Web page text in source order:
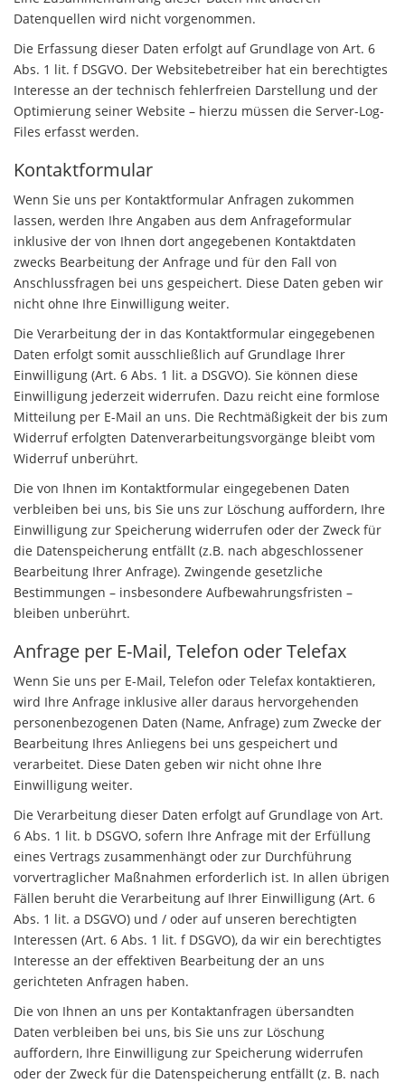
Datenquellen wird nicht vorgenommen.
Die Erfassung dieser Daten erfolgt auf Grundlage von Art. 6
Abs. 1 lit. f DSGVO. Der Websitebetreiber hat ein berechtigtes
Interesse an der technisch fehlerfreien Darstellung und der
Optimierung seiner Website – hierzu müssen die Server-Log-
Files erfasst werden.
Kontaktformular
Wenn Sie uns per Kontaktformular Anfragen zukommen
lassen, werden Ihre Angaben aus dem Anfrageformular
inklusive der von Ihnen dort angegebenen Kontaktdaten
zwecks Bearbeitung der Anfrage und für den Fall von
Anschlussfragen bei uns gespeichert. Diese Daten geben wir
nicht ohne Ihre Einwilligung weiter.
Die Verarbeitung der in das Kontaktformular eingegebenen
Daten erfolgt somit ausschließlich auf Grundlage Ihrer
Einwilligung (Art. 6 Abs. 1 lit. a DSGVO). Sie können diese
Einwilligung jederzeit widerrufen. Dazu reicht eine formlose
Mitteilung per E-Mail an uns. Die Rechtmäßigkeit der bis zum
Widerruf erfolgten Datenverarbeitungsvorgänge bleibt vom
Widerruf unberührt.
Die von Ihnen im Kontaktformular eingegebenen Daten
verbleiben bei uns, bis Sie uns zur Löschung auffordern, Ihre
Einwilligung zur Speicherung widerrufen oder der Zweck für
die Datenspeicherung entfällt (z.B. nach abgeschlossener
Bearbeitung Ihrer Anfrage). Zwingende gesetzliche
Bestimmungen – insbesondere Aufbewahrungsfristen –
bleiben unberührt.
Anfrage per E-Mail, Telefon oder Telefax
Wenn Sie uns per E-Mail, Telefon oder Telefax kontaktieren,
wird Ihre Anfrage inklusive aller daraus hervorgehenden
personenbezogenen Daten (Name, Anfrage) zum Zwecke der
Bearbeitung Ihres Anliegens bei uns gespeichert und
verarbeitet. Diese Daten geben wir nicht ohne Ihre
Einwilligung weiter.
Die Verarbeitung dieser Daten erfolgt auf Grundlage von Art.
6 Abs. 1 lit. b DSGVO, sofern Ihre Anfrage mit der Erfüllung
eines Vertrags zusammenhängt oder zur Durchführung
vorvertraglicher Maßnahmen erforderlich ist. In allen übrigen
Fällen beruht die Verarbeitung auf Ihrer Einwilligung (Art. 6
Abs. 1 lit. a DSGVO) und / oder auf unseren berechtigten
Interessen (Art. 6 Abs. 1 lit. f DSGVO), da wir ein berechtigtes
Interesse an der effektiven Bearbeitung der an uns
gerichteten Anfragen haben.
Die von Ihnen an uns per Kontaktanfragen übersandten
Daten verbleiben bei uns, bis Sie uns zur Löschung
auffordern, Ihre Einwilligung zur Speicherung widerrufen
oder der Zweck für die Datenspeicherung entfällt (z. B. nach